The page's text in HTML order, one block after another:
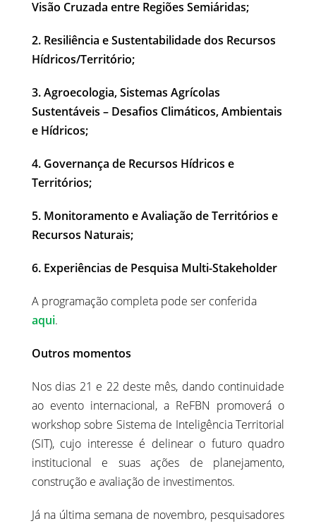
Visão Cruzada entre Regiões Semiáridas;
2. Resiliência e Sustentabilidade dos Recursos
Hídricos/Território;
3. Agroecologia, Sistemas Agrícolas
Sustentáveis – Desafios Climáticos, Ambientais
e Hídricos;
4. Governança de Recursos Hídricos e
Territórios;
5. Monitoramento e Avaliação de Territórios e
Recursos Naturais;
6. Experiências de Pesquisa Multi-Stakeholder
A programação completa pode ser conferida
aqui.
Outros momentos
Nos dias 21 e 22 deste mês, dando continuidade
ao evento internacional, a ReFBN promoverá o
workshop sobre Sistema de Inteligência Territorial
(SIT), cujo interesse é delinear o futuro quadro
institucional e suas ações de planejamento,
construção e avaliação de investimentos.
Já na última semana de novembro, pesquisadores